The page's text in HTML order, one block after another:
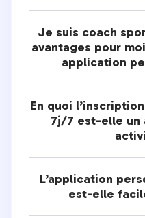
Je suis coach
avantages pour
application
En quoi
7j/7 est-elle un
L’application
est-elle